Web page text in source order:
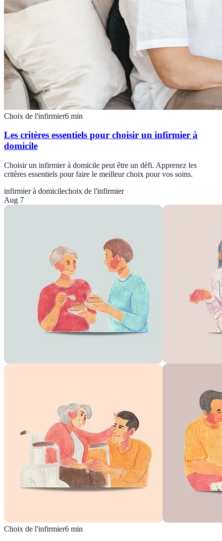
Choix de l'infirmier6 min
Les critères essentiels pour choisir un infirmier à
domicile
Choisir un infirmier à domicile peut être un défi. Apprenez les
critères essentiels pour faire le meilleur choix pour vos soins.
infirmier à domicilechoix de l'infirmier
Aug 7
Choix de l'infirmier6 min